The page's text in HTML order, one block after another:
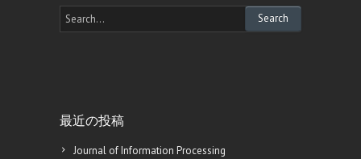
最近の投稿
Journal of Information Processing